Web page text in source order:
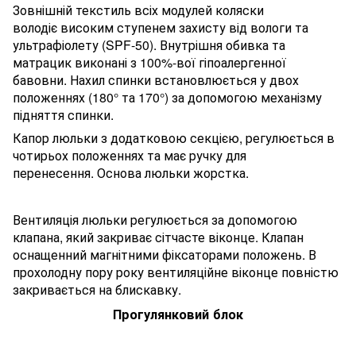
Зовнішній текстиль всіх модулей коляски
володіє високим ступенем захисту від вологи та
ультрафіолету (SPF-50). Внутрішня обивка та
матрацик виконані з 100%-вої гіпоалергенної
бавовни. Нахил спинки встановлюється у двох
положеннях (180° та 170°) за допомогою механізму
підняття спинки.
Капор люльки з додатковою секцією, регулюється в
чотирьох положеннях та має ручку для
перенесення. Основа люльки жорстка.
Вентиляція люльки регулюється за допомогою
клапана, який закриває сітчасте віконце. Клапан
оснащенний магнітними фіксаторами положень. В
прохолодну пору року вентиляційне віконце повністю
закривається на блискавку.
Прогулянковий блок